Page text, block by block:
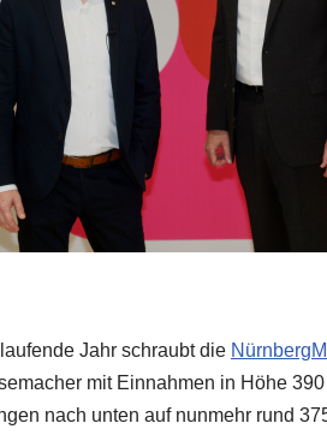
Jahr schraubt die
mit Einnahmen in Höhe
nach unten auf nunmehr rund